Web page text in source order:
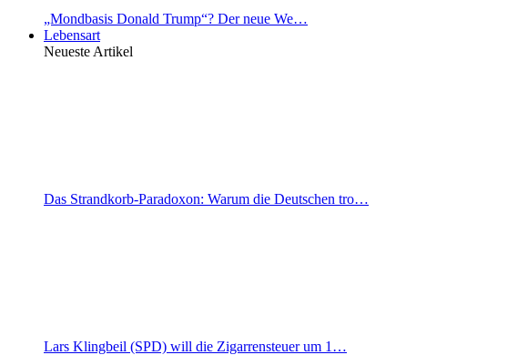
„Mondbasis Donald Trump“? Der neue We…
Lebensart
Neueste Artikel
Das Strandkorb-Paradoxon: Warum die Deutschen tro…
Lars Klingbeil (SPD) will die Zigarrensteuer um 1…